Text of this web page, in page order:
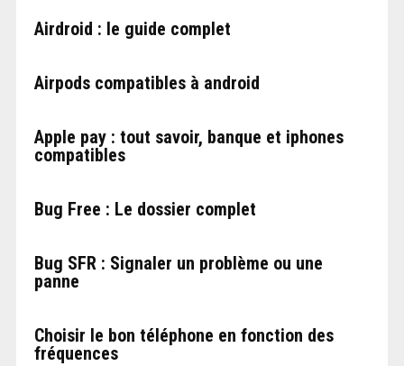
Airdroid : le guide complet
Airpods compatibles à android
Apple pay : tout savoir, banque et iphones
compatibles
Bug Free : Le dossier complet
Bug SFR : Signaler un problème ou une
panne
Choisir le bon téléphone en fonction des
fréquences